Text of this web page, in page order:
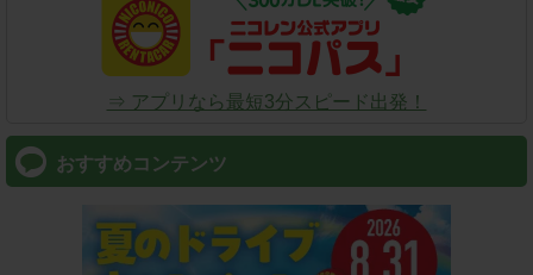
⇒ アプリなら最短3分スピード出発！
おすすめコンテンツ